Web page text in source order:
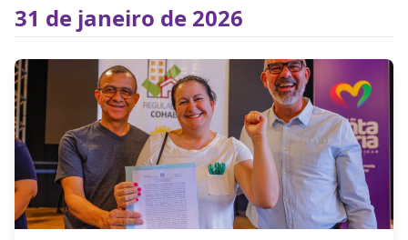
31 de janeiro de 2026